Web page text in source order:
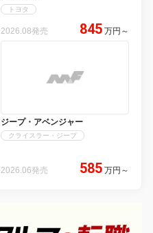
トヨタ
2026.08発売 845 万円 ～
ジープ・アベンジャー
クライスラー・ジープ
2026.06発売 585 万円 ～